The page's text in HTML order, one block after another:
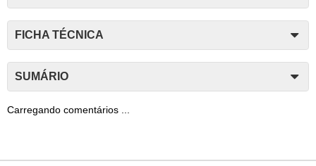
FICHA TÉCNICA
SUMÁRIO
Carregando comentários ...